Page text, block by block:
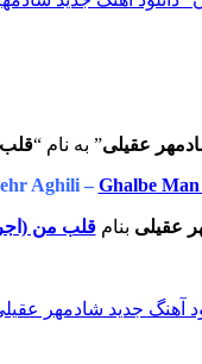
عقیلی” به نام “
Aghili – Ghalbe
عقیلی بنامقلب من
آهنگ جدید شادمهر